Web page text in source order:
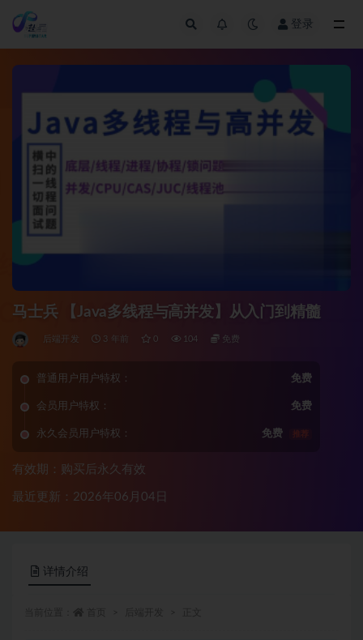
登录
马士兵 【Java多线程与高并发】从入门到精髓
后端开发 3 年前 0 104 免费
普通用户用户特权： 免费
会员用户特权： 免费
永久会员用户特权： 免费 推荐
有效期：购买后永久有效
最近更新：2026年06月04日
详情介绍